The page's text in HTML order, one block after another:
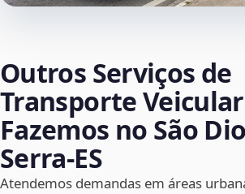
Outros Serviços de
Transporte
Fazemos no São
Serra‑ES
Atendemos demandas em áreas